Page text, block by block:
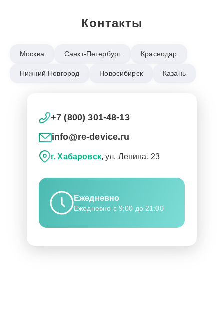
Контакты
Москва Санкт-Петербург Краснодар
Нижний Новгород Новосибирск Казань
+7 (800) 301-48-13
info@re-device.ru
г. Хабаровск, ул. Ленина, 23
Ежедневно
Ежедневно с 9:00 до 21:00